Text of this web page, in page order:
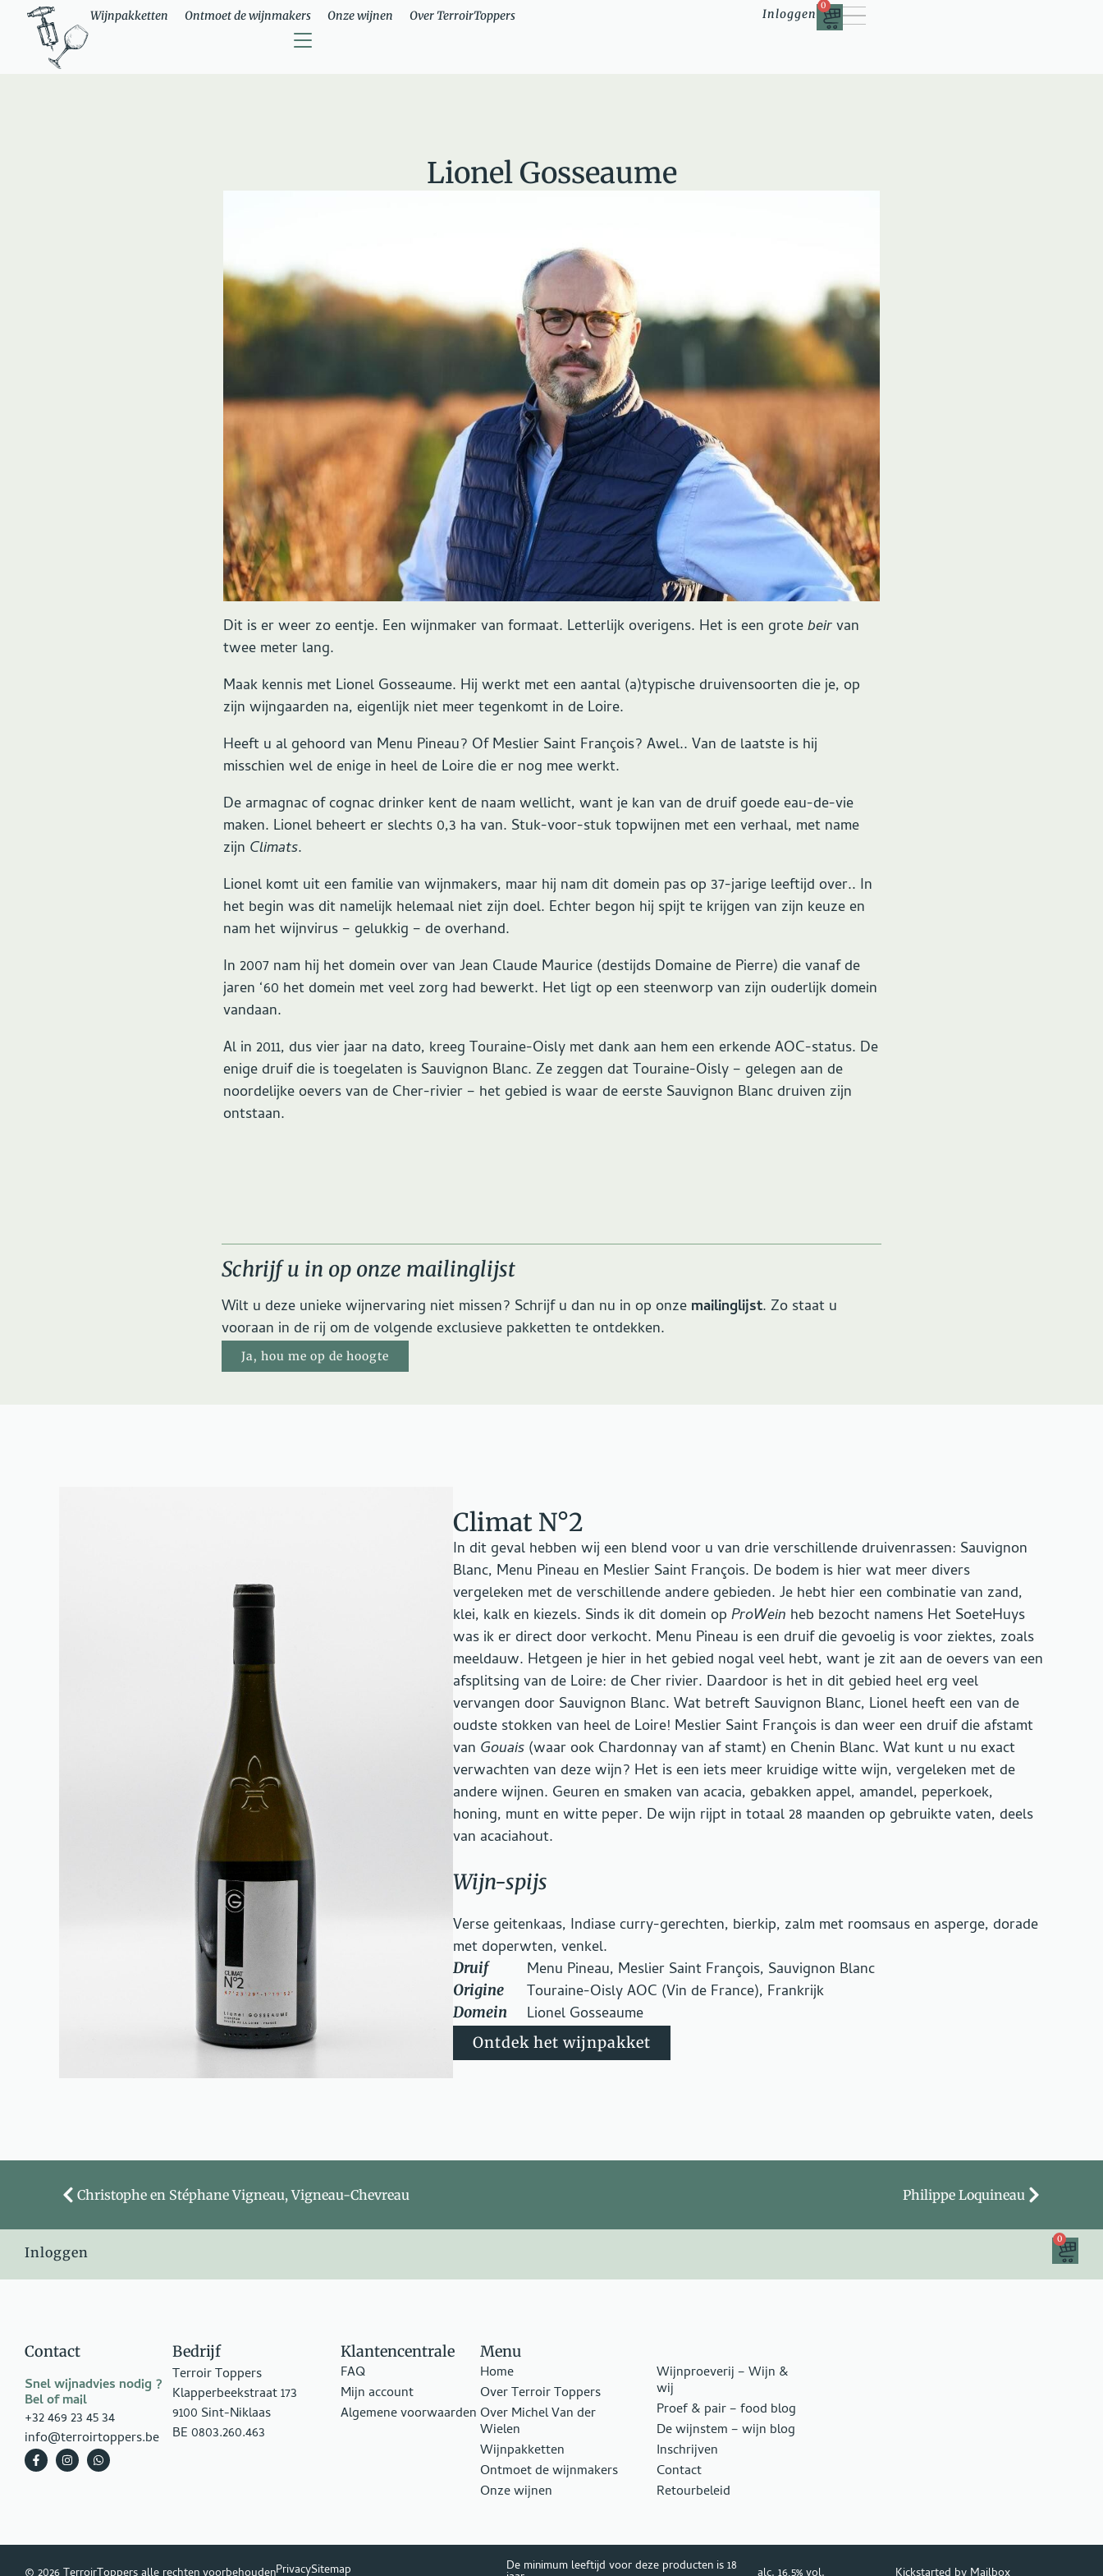
Wijnpakketten Ontmoet de wijnmakers Onze wijnen Over TerroirToppers Inloggen
0
Lionel Gosseaume
Dit is er weer zo eentje. Een wijnmaker van formaat. Letterlijk overigens. Het is een grotebeirvan
twee meter lang.
Maak kennis met Lionel Gosseaume. Hij werkt met een aantal (a)typische druivensoorten die je, op
zijn wijngaarden na, eigenlijk niet meer tegenkomt in de Loire.
Heeft u al gehoord van Menu Pineau? Of Meslier Saint François? Awel.. Van de laatste is hij
misschien wel de enige in heel de Loire die er nog mee werkt.
De armagnac of cognac drinker kent de naam wellicht, want je kan van de druif goede eau-de-vie
maken. Lionel beheert er slechts 0,3 ha van. Stuk-voor-stuk topwijnen met een verhaal, met name
zijn Climats.
Lionel komt uit een familie van wijnmakers, maar hij nam dit domein pas op 37-jarige leeftijd over.. In
het begin was dit namelijk helemaal niet zijn doel. Echter begon hij spijt te krijgen van zijn keuze en
nam het wijnvirus – gelukkig – de overhand.
In 2007 nam hij het domein over van Jean Claude Maurice (destijds Domaine de Pierre) die vanaf de
jaren ‘60 het domein met veel zorg had bewerkt. Het ligt op een steenworp van zijn ouderlijk domein
vandaan.
Al in 2011, dus vier jaar na dato, kreeg Touraine-Oisly met dank aan hem een erkende AOC-status. De
enige druif die is toegelaten is Sauvignon Blanc. Ze zeggen dat Touraine-Oisly – gelegen aan de
noordelijke oevers van de Cher-rivier – het gebied is waar de eerste Sauvignon Blanc druiven zijn
ontstaan.
Schrijf u in op onze mailinglijst
Wilt u deze unieke wijnervaring niet missen? Schrijf u dan nu in op onze mailinglijst. Zo staat u
vooraan in de rij om de volgende exclusieve pakketten te ontdekken.
Ja, hou me op de hoogte
Climat N°2
In dit geval hebben wij een blend voor u van drie verschillende druivenrassen: Sauvignon
Blanc, Menu Pineau en Meslier Saint François. De bodem is hier wat meer divers
vergeleken met de verschillende andere gebieden. Je hebt hier een combinatie van zand,
klei, kalk en kiezels. Sinds ik dit domein op ProWein heb bezocht namens Het SoeteHuys
was ik er direct door verkocht. Menu Pineau is een druif die gevoelig is voor ziektes, zoals
meeldauw. Hetgeen je hier in het gebied nogal veel hebt, want je zit aan de oevers van een
afsplitsing van de Loire: de Cher rivier. Daardoor is het in dit gebied heel erg veel
vervangen door Sauvignon Blanc. Wat betreft Sauvignon Blanc, Lionel heeft een van de
oudste stokken van heel de Loire! Meslier Saint François is dan weer een druif die afstamt
van Gouais (waar ook Chardonnay van af stamt) en Chenin Blanc. Wat kunt u nu exact
verwachten van deze wijn? Het is een iets meer kruidige witte wijn, vergeleken met de
andere wijnen. Geuren en smaken van acacia, gebakken appel, amandel, peperkoek,
honing, munt en witte peper. De wijn rijpt in totaal 28 maanden op gebruikte vaten, deels
van acaciahout.
Wijn-spijs
Verse geitenkaas, Indiase curry-gerechten, bierkip, zalm met roomsaus en asperge, dorade
met doperwten, venkel.
Druif Menu Pineau, Meslier Saint François, Sauvignon Blanc
Origine Touraine-Oisly AOC (Vin de France), Frankrijk
Domein Lionel Gosseaume
Ontdek het wijnpakket
Christophe en Stéphane Vigneau, Vigneau-Chevreau Philippe Loquineau
Inloggen
0
Contact
Snel wijnadvies nodig ?
Bel of mail
+32 469 23 45 34
info@terroirtoppers.be
Bedrijf
Terroir Toppers
Klapperbeekstraat 173
9100 Sint-Niklaas
BE 0803.260.463
Klantencentrale
FAQ
Mijn account
Algemene voorwaarden
Menu
Home
Over Terroir Toppers
Over Michel Van der
Wielen
Wijnpakketten
Ontmoet de wijnmakers
Onze wijnen
Wijnproeverij – Wijn &
wij
Proef & pair – food blog
De wijnstem – wijn blog
Inschrijven
Contact
Retourbeleid
PrivacySitemap De minimum leeftijd voor deze producten is 18